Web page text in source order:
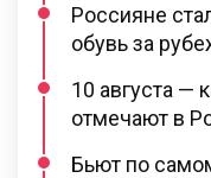
Россияне
обувь за
10 августа —
отмечают в
Бьют по